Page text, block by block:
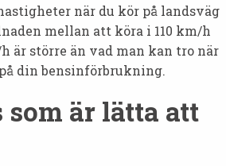
när du kör på landsväg
mellan att köra i 110 km/h
är större än vad man kan tro när
din bensinförbrukning.
är lätta att